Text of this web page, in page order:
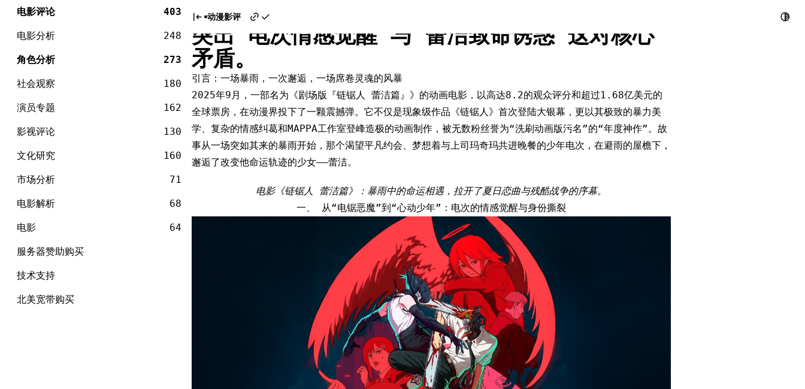
Skip
content
电影评论 403
电影分析 248
角色分析 273
社会观察 180
演员专题 162
影视评论 130
文化研究 160
市场分析 71
电影解析 68
电影 64
服务器赞助购买
技术支持
北美宽带购买
动漫影评
《电锯人的心跳：当杀戮武器爱上致命炸弹》​ –
突出“电次情感觉醒”与“蕾洁致命诱惑”这对核心
矛盾。
引言：一场暴雨，一次邂逅，一场席卷灵魂的风暴
2025年9月，一部名为《剧场版『链锯人 蕾洁篇』》的动画电影，以高达8.2的观众评分和超过1.68亿美元的
全球票房，在动漫界投下了一颗震撼弹。它不仅是现象级作品《链锯人》首次登陆大银幕，更以其极致的暴力美
学、复杂的情感纠葛和MAPPA工作室登峰造极的动画制作，被无数粉丝誉为“洗刷动画版污名”的“年度神作”。故
事从一场突如其来的暴雨开始，那个渴望平凡约会、梦想着与上司玛奇玛共进晚餐的少年电次，在避雨的屋檐下，
邂逅了改变他命运轨迹的少女——蕾洁。
电影《链锯人 蕾洁篇》：暴雨中的命运相遇，拉开了夏日恋曲与残酷战争的序幕。
一、 从“电锯恶魔”到“心动少年”：电次的情感觉醒与身份撕裂